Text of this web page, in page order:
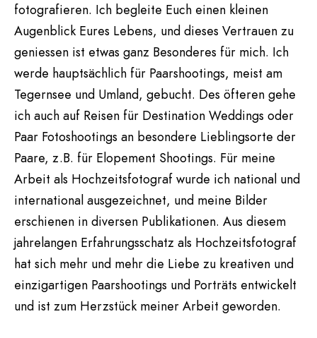
fotografieren. Ich begleite Euch einen kleinen
Augenblick Eures Lebens, und dieses Vertrauen zu
geniessen ist etwas ganz Besonderes für mich. Ich
werde hauptsächlich für Paarshootings, meist am
Tegernsee und Umland, gebucht. Des öfteren gehe
ich auch auf Reisen für Destination Weddings oder
Paar Fotoshootings an besondere Lieblingsorte der
Paare, z.B. für Elopement Shootings. Für meine
Arbeit als Hochzeitsfotograf wurde ich national und
international ausgezeichnet, und meine Bilder
erschienen in diversen Publikationen. Aus diesem
jahrelangen Erfahrungsschatz als Hochzeitsfotograf
hat sich mehr und mehr die Liebe zu kreativen und
einzigartigen Paarshootings und Porträts entwickelt
und ist zum Herzstück meiner Arbeit geworden.